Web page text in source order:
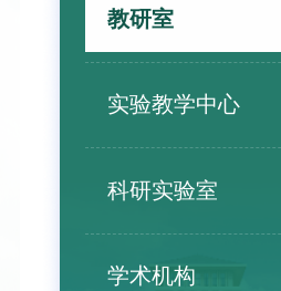
教研室
实验教学中心
科研实验室
学术机构